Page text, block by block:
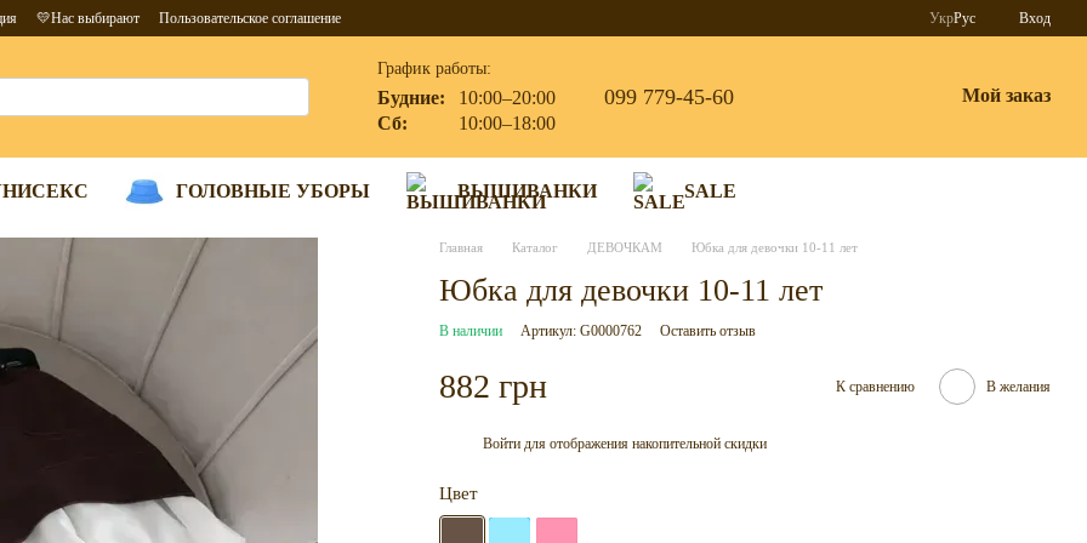
💛Нас выбирают Пользовательское соглашение УкрРус Вход
График работы:
Будние:
10:00–20:00
Сб:
10:00–18:00
099 779-45-60 Мой заказ
ГОЛОВНЫЕ УБОРЫ ВЫШИВАНКИ SALE
Главная Каталог ДЕВОЧКАМ Юбка для девочки 10-11 лет
Юбка для девочки 10-11 лет
В наличии Артикул: G0000762 Оставить отзыв
882 грн К сравнению В желания
Войти для отображения накопительной скидки
Цвет